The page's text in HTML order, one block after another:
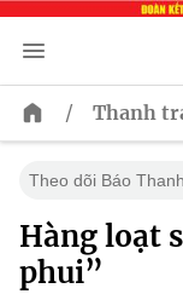
/ Thanh
Theo dõi Báo
Hàng loạt
phui”